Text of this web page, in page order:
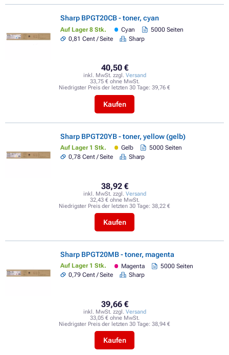
Sharp BPGT20CB - toner, cyan
Auf Lager 8 Stk. Cyan
5000 Seiten
0,81 Cent / Seite
Sharp
40,50 €
inkl. MwSt. zzgl. Versand
33,75 € ohne MwSt.
Niedrigster Preis der letzten 30 Tage: 39,76 €
Kaufen
Sharp BPGT20YB - toner, yellow (gelb)
Auf Lager 1 Stk. Gelb
5000 Seiten
0,78 Cent / Seite
Sharp
38,92 €
inkl. MwSt. zzgl. Versand
32,43 € ohne MwSt.
Niedrigster Preis der letzten 30 Tage: 38,22 €
Kaufen
Sharp BPGT20MB - toner, magenta
Auf Lager 1 Stk. Magenta
5000 Seiten
0,79 Cent / Seite
Sharp
39,66 €
inkl. MwSt. zzgl. Versand
33,05 € ohne MwSt.
Niedrigster Preis der letzten 30 Tage: 38,94 €
Kaufen